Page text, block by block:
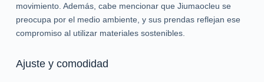
movimiento. Además, cabe mencionar que Jiumaocleu se
preocupa por el medio ambiente, y sus prendas reflejan ese
compromiso al utilizar materiales sostenibles.
Ajuste y comodidad